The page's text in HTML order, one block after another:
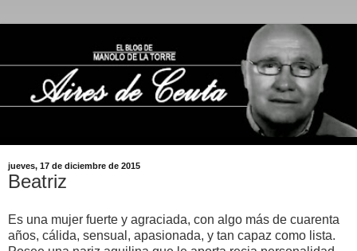
jueves, 17 de diciembre de 2015
Beatriz
Es una mujer fuerte y agraciada, con algo más de cuarenta
años, cálida, sensual, apasionada, y tan capaz como lista.